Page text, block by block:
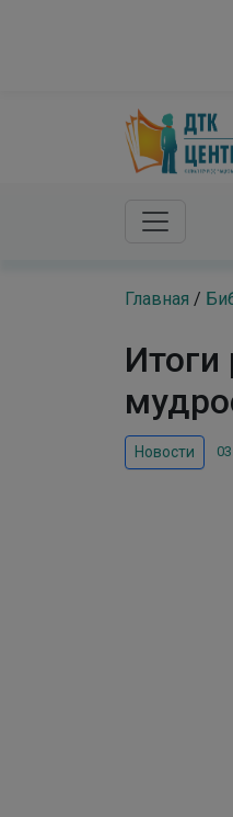
«Чтение
Главная /
Итоги
Новости